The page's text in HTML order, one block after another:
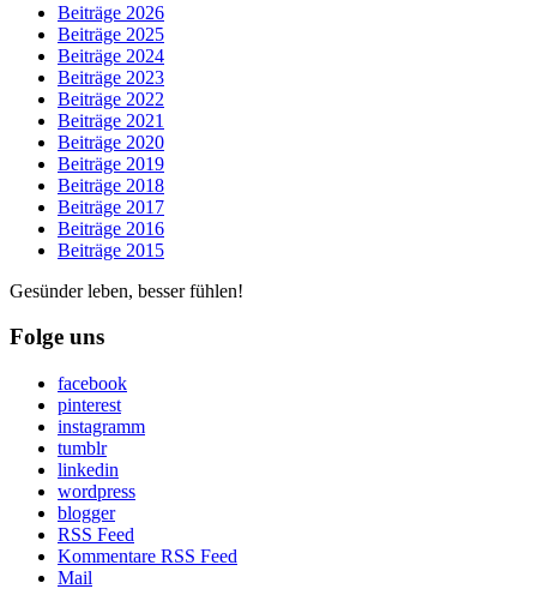
Beiträge 2026
Beiträge 2025
Beiträge 2024
Beiträge 2023
Beiträge 2022
Beiträge 2021
Beiträge 2020
Beiträge 2019
Beiträge 2018
Beiträge 2017
Beiträge 2016
Beiträge 2015
Gesünder leben, besser fühlen!
Folge uns
facebook
pinterest
instagramm
tumblr
linkedin
wordpress
blogger
RSS Feed
Kommentare RSS Feed
Mail